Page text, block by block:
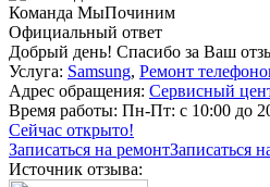
Команда МыПочиним
Официальный ответ
Добрый день! Спасибо за Ваш
Услуга: Samsung, Ремонт
Адрес обращения: Сервисный
Время работы: Пн-Пт: с 10:00 до
Сейчас открыто!
Записаться на ремонтЗаписаться
Источник отзыва: